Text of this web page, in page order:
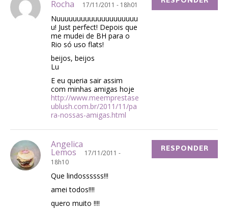
Rocha 17/11/2011 - 18h01
Nuuuuuuuuuuuuuuuuuuuu
u! Just perfect! Depois que
me mudei de BH para o
Rio só uso flats!
beijos, beijos
Lu
E eu queria sair assim
com minhas amigas hoje
http://www.meemprestase
ublush.com.br/2011/11/pa
ra-nossas-amigas.html
Angelica
Lemos
17/11/2011 -
18h10
Que lindossssss!!!
amei todos!!!!
quero muito !!!!
RESPONDER